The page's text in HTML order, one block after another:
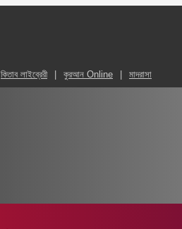
কিতাব লাইব্রেরী কুরআন Online মাদরাসা